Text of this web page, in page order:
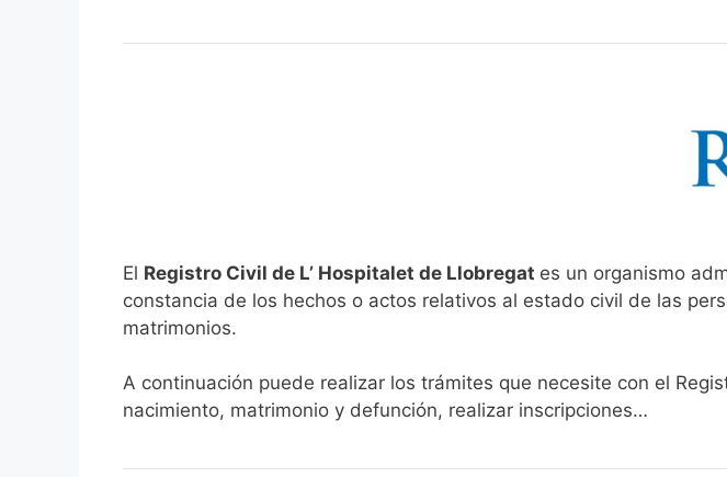
El Registro Civil de L’ Hospitalet de Llobregat es un organismo
constancia de los hechos o actos relativos al estado civil de las
matrimonios.
A continuación puede realizar los trámites que necesite con el
nacimiento, matrimonio y defunción, realizar inscripciones…